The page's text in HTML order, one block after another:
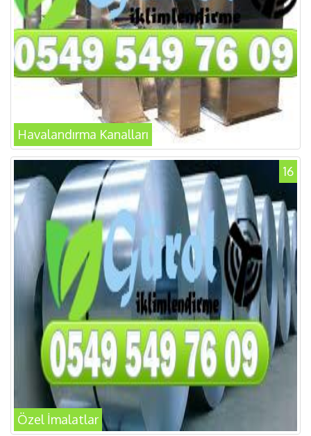
Havalandırma Kanalları
16
Özel İmalatlar